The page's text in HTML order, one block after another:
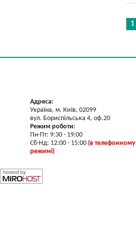
1
Адреса:
Україна, м. Київ, 02099
вул. Бориспільська 4, оф.20
Режим роботи:
Пн-Пт: 9:30 - 19:00
Сб-Нд: 12:00 - 15:00 (в телефонному
режимі)